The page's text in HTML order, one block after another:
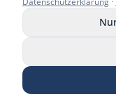
Muster C-STOP
Muster
Anrufen WhatsApp